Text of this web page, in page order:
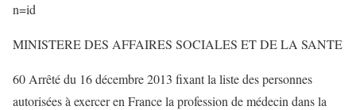
n=id
MINISTERE DES AFFAIRES SOCIALES ET DE LA SANTE
60 Arrêté du 16 décembre 2013 fixant la liste des personnes
autorisées à exercer en France la profession de médecin dans la